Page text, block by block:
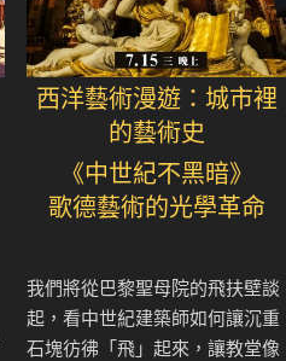
西洋藝術漫遊：城市裡
的藝術史
《中世紀不黑暗》
歌德藝術的光學革命
我們將從巴黎聖母院的飛扶壁談
起，看中世紀建築師如何讓沉重
石塊彷彿「飛」起來，讓教堂像